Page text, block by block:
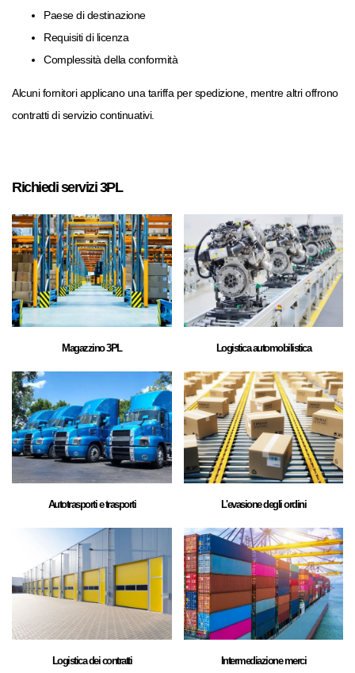
Paese di destinazione
Requisiti di licenza
Complessità della conformità
Alcuni fornitori applicano una tariffa per spedizione, mentre altri offrono
contratti di servizio continuativi.
Richiedi servizi 3PL
Magazzino 3PL Logistica automobilistica
Autotrasporti e trasporti L'evasione degli ordini
Logistica dei contratti Intermediazione merci